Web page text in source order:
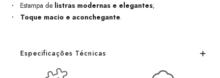
Estampa de listras modernas e elegantes;
Toque macio e aconchegante.
Especificações Técnicas